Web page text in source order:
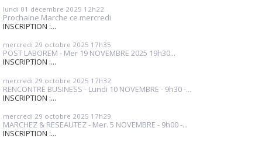
lundi 01 décembre 2025 12h22
Prochaine Marche ce mercredi
INSCRIPTION :...
mercredi 29 octobre 2025 17h35
POST LABOREM - Mer 19 NOVEMBRE 2025 19h30...
INSCRIPTION :...
mercredi 29 octobre 2025 17h32
RENCONTRE BUSINESS - Lundi 10 NOVEMBRE - 9h30 -...
INSCRIPTION :...
mercredi 29 octobre 2025 17h29
MARCHEZ & RESEAUTEZ - Mer. 5 NOVEMBRE - 9h00 -...
INSCRIPTION :...